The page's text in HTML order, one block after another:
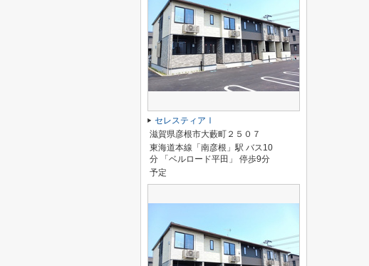
セレスティアⅠ
滋賀県彦根市大藪町２５０７
東海道本線「南彦根」駅 バス10
分 「ベルロード平田」 停歩9分
予定